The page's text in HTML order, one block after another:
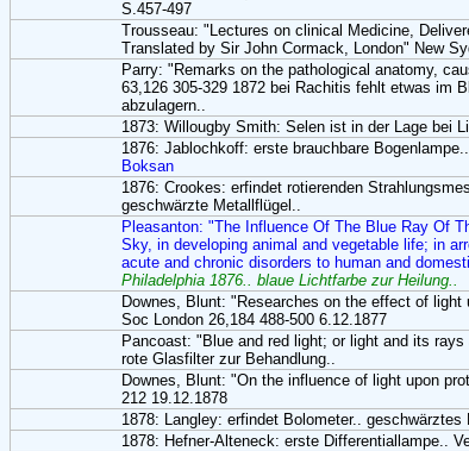
S.457-497
Trousseau: "Lectures on clinical Medicine,
Translated by Sir John Cormack, London" New
Parry: "Remarks on the pathological anatomy,
63,126 305-329 1872 bei Rachitis fehlt etwas im
abzulagern..
1873: Willougby Smith: Selen ist in der Lage bei
1876: Jablochkoff: erste brauchbare
Boksan
1876: Crookes: erfindet rotierenden
geschwärzte Metallflügel..
Pleasanton: "The Influence Of The Blue Ray Of
Sky, in developing animal and vegetable life; in
acute and chronic disorders to human and
Philadelphia 1876.. blaue Lichtfarbe zur Heilung..
Downes, Blunt: "Researches on the effect of
Soc London 26,184 488-500 6.12.1877
Pancoast: "Blue and red light; or light and its
rote Glasfilter zur Behandlung..
Downes, Blunt: "On the influence of light upon
212 19.12.1878
1878: Langley: erfindet Bolometer.. geschwärztes
1878: Hefner-Alteneck: erste Differentiallampe..